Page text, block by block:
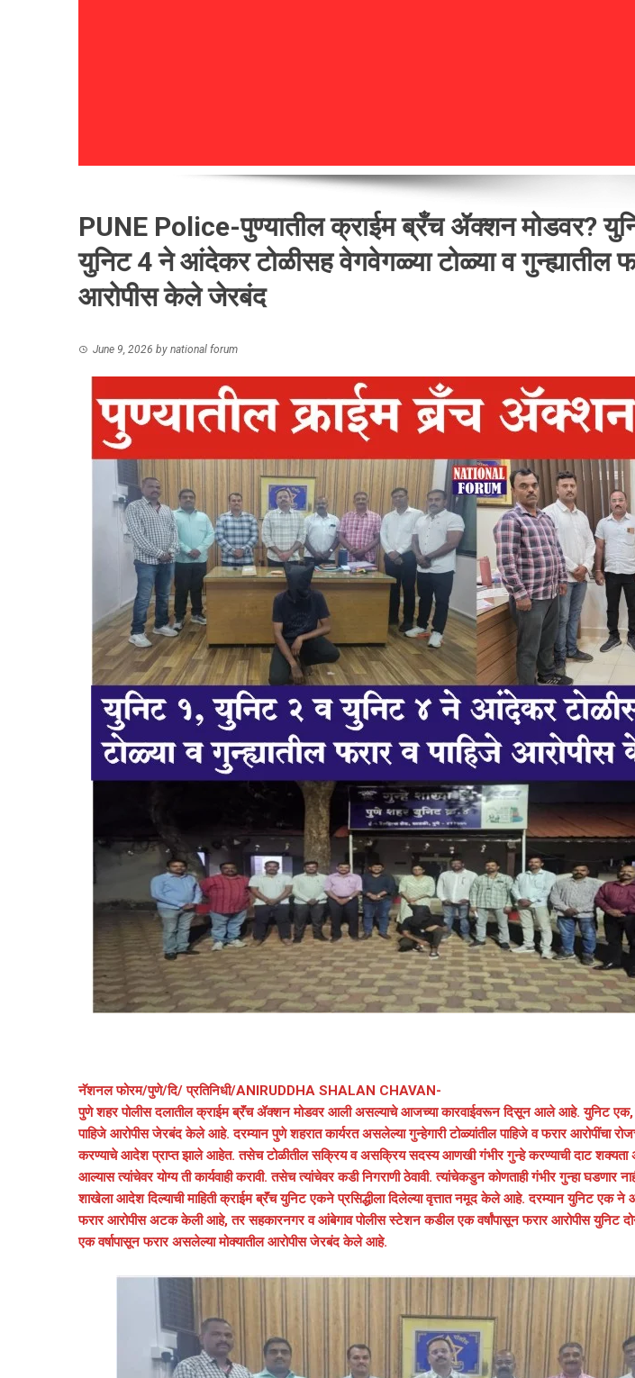
PUNE Police-पुण्यातील क्राईम ब्रँच ॲक्शन मोडवर?
युनिट 4 ने आंदेकर टोळीसह वेगवेगळ्या टोळ्या व गुन्ह्यातील
आरोपीस केले जेरबंद
June 9, 2026 by national forum
नॅशनल फोरम/पुणे/दि/ प्रतिनिधी/ANIRUDDHA SHALAN CHAVAN-
पुणे शहर पोलीस दलातील क्राईम ब्रॅंच ॲक्शन मोडवर आली असल्याचे आजच्या कारवाईवरून दिसून आले आहे. युनिट एक,
पाहिजे आरोपीस जेरबंद केले आहे. दरम्यान पुणे शहरात कार्यरत असलेल्या गुन्हेगारी टोळ्यांतील पाहिजे व फरार आरोपींचा
करण्याचे आदेश प्राप्त झाले आहेत. तसेच टोळीतील सक्रिय व असक्रिय सदस्य आणखी गंभीर गुन्हे करण्याची दाट शक्यता
आल्यास त्यांचेवर योग्य ती कार्यवाही करावी. तसेच त्यांचेवर कडी निगराणी ठेवावी. त्यांचेकडुन कोणताही गंभीर गुन्हा घडणार
शाखेला आदेश दिल्याची माहिती क्राईम ब्रॅंच युनिट एकने प्रसिद्धीला दिलेल्या वृत्तात नमूद केले आहे. दरम्यान युनिट एक ने
फरार आरोपीस अटक केली आहे, तर सहकारनगर व आंबेगाव पोलीस स्टेशन कडील एक वर्षांपासून फरार आरोपीस युनिट
एक वर्षापासून फरार असलेल्या मोक्यातील आरोपीस जेरबंद केले आहे.